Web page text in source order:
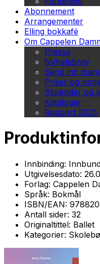
Abonnement
Arrangementer
Elling bokkafé
Om Cappelen
Presse
Nyhetsbrev
Send inn
Priser og
Stipender og
Kataloger
Rapport 2025
Innbinding:
Utgivelsesdato:
Forlag: Cappelen
Språk: Bokmål
ISBN/EAN:
Antall sider: 32
Originaltittel: Ballet
Kategorier: